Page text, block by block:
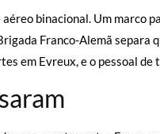
binacional. Um marco
Franco-Alemã separa
em Evreux, e o pessoal de